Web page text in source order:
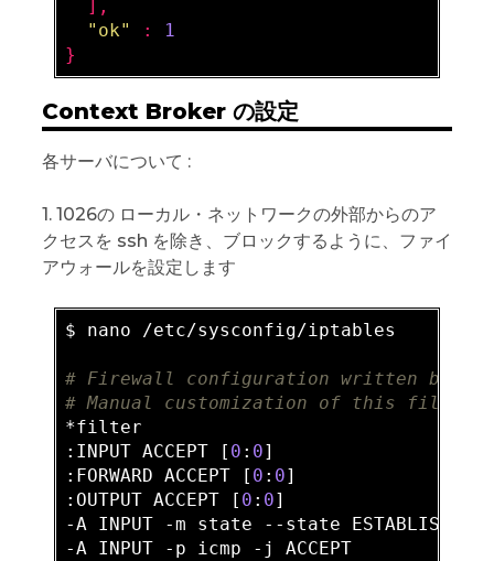
  ],
"ok"
:
1
Context Broker の設定
各サーバについて :
1. 1026の ローカル・ネットワークの外部からのア
クセスを ssh を除き、ブロックするように、ファイ
アウォールを設定します
$ nano /etc/sysconfig/iptables
# Firewall configuration written by
# Manual customization of this file is
*filter
:INPUT ACCEPT [ 0 : 0]
:FORWARD ACCEPT [ 0 : 0]
:OUTPUT ACCEPT [ 0 : 0]
-A INPUT -m state --state
-A INPUT -p icmp -j ACCEPT